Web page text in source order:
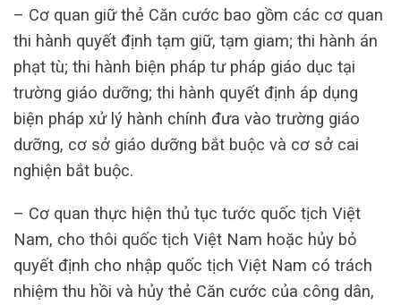
– Cơ quan giữ thẻ Căn cước bao gồm các cơ quan
thi hành quyết định tạm giữ, tạm giam; thi hành án
phạt tù; thi hành biện pháp tư pháp giáo dục tại
trường giáo dưỡng; thi hành quyết định áp dụng
biện pháp xử lý hành chính đưa vào trường giáo
dưỡng, cơ sở giáo dưỡng bắt buộc và cơ sở cai
nghiện bắt buộc.
– Cơ quan thực hiện thủ tục tước quốc tịch Việt
Nam, cho thôi quốc tịch Việt Nam hoặc hủy bỏ
quyết định cho nhập quốc tịch Việt Nam có trách
nhiệm thu hồi và hủy thẻ Căn cước của công dân,